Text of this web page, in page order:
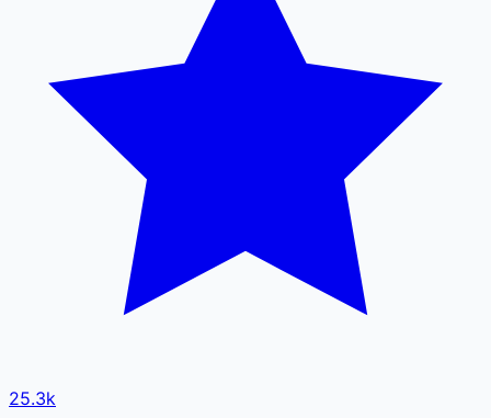
25.3k